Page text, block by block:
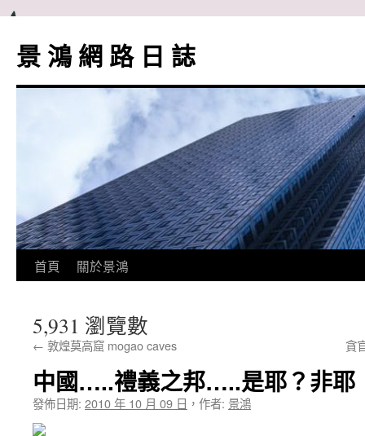
主
要
景 鴻 網 路 日 誌
首頁 關於景鴻
5,931 瀏覽數
← 敦煌莫高窟 mogao caves 貪
中國…..禮義之邦…..是耶？非耶
發佈日期: 2010 年 10 月 09 日 ， 作者: 景鴻
看錯了不少人， 承受了許多背叛，我落魄得狼